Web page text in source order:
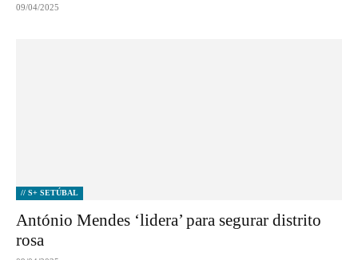
09/04/2025
// S+ SETÚBAL
António Mendes ‘lidera’ para segurar distrito
rosa